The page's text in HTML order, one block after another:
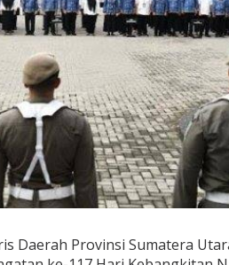
Daerah Provinsi Sumatera